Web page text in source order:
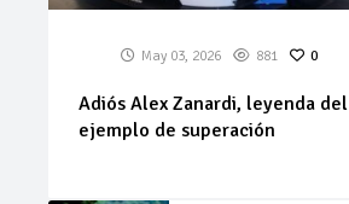
May 03, 2026 881 0
Adiós Alex Zanardi, leyenda
ejemplo de superación